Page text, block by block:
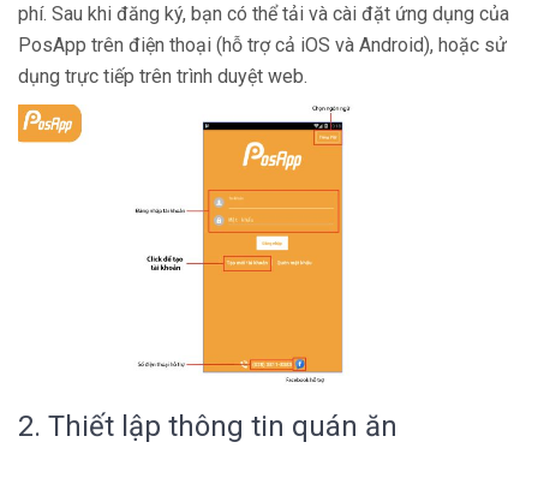
phí. Sau khi đăng ký, bạn có thể tải và cài đặt ứng dụng của
PosApp trên điện thoại (hỗ trợ cả iOS và Android), hoặc sử
dụng trực tiếp trên trình duyệt web.
2. Thiết lập thông tin quán ăn